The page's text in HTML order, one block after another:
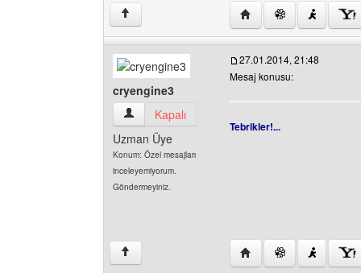
↑ Yazarın web sitesini
cryengine3
cryengine3 Kullanıcının profilini görüntüle
Kapalı
Uzman Üye
Konum: Özel mesajları
inceleyemiyorum.
Göndermeyiniz.
27.01.2014, 21:48
Mesaj konusu:
Tebrikler!...
↑ Yazarın web sitesini